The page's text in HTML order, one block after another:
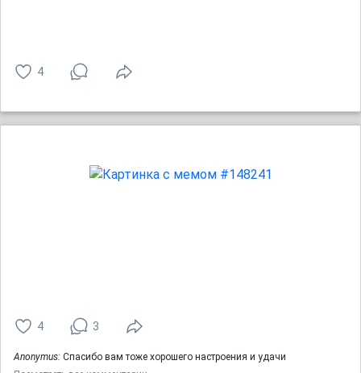
4
4 3
Anonymus: Спасибо вам тоже хорошего настроения и удачи